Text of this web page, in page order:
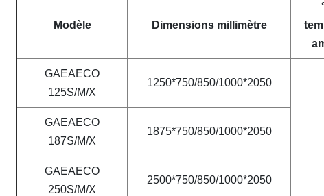
Modèle Dimensions millimètre
GAEAECO
125S/M/X
1250*750/850/1000*2050
GAEAECO
187S/M/X
1875*750/850/1000*2050
GAEAECO
250S/M/X
2500*750/850/1000*2050